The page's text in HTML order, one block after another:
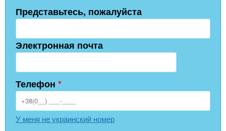
Представьтесь, пожалуйста
Электронная почта
Телефон *
У меня не украинский номер